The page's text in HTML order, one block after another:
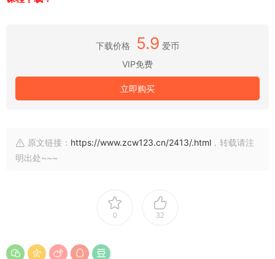
下载价格 5.9 爱币
VIP免费
立即购买
原文链接： https://www.zcw123.cn/2413/.html ，转载请注
明出处~~~
0 32